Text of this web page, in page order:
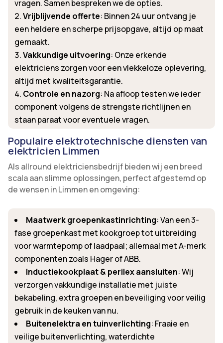
vragen. Samen bespreken we de opties.
Vrijblijvende offerte: Binnen 24 uur ontvang je
een heldere en scherpe prijsopgave, altijd op maat
gemaakt.
Vakkundige uitvoering: Onze erkende
elektriciens zorgen voor een vlekkeloze oplevering,
altijd met kwaliteitsgarantie.
Controle en nazorg: Na afloop testen we ieder
component volgens de strengste richtlijnen en
staan paraat voor eventuele vragen.
Populaire elektrotechnische diensten van
elektricien Limmen
Als allround elektriciensbedrijf bieden wij een breed
scala aan slimme oplossingen, perfect afgestemd op
de wensen in Limmen en omgeving:
Maatwerk groepenkastinrichting: Van een 3-
fase groepenkast met kookgroep tot uitbreiding
voor warmtepomp of laadpaal; allemaal met A-merk
componenten zoals Hager of ABB.
Inductiekookplaat & perilex aansluiten: Wij
verzorgen vakkundige installatie met juiste
bekabeling, extra groepen en beveiliging voor veilig
gebruik in de keuken van nu.
Buitenelektra en tuinverlichting: Fraaie en
veilige buitenverlichting, waterdichte